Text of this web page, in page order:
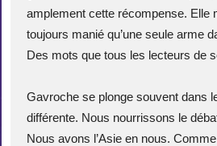
amplement cette récompense. Elle
toujours manié qu’une seule arme
Des mots que tous les lecteurs de
Gavroche se plonge souvent dans
différente. Nous nourrissons le
Nous avons l’Asie en nous.